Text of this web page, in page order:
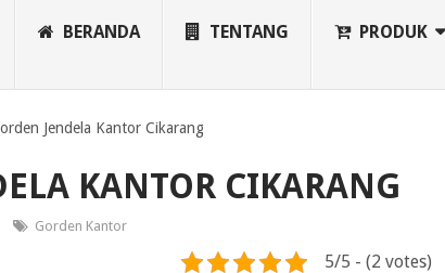
BERANDA TENTANG PRODUK
Jendela Kantor Cikarang
KANTOR CIKARANG
Gorden Kantor
5/5 - (2 votes)